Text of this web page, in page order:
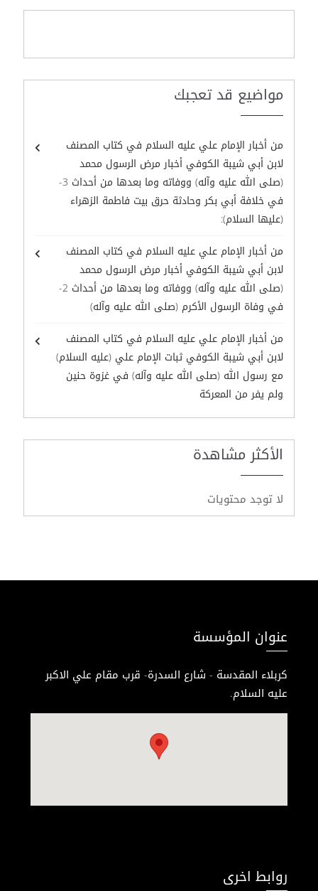
مواضيع قد تعجبك
من أخبار الإمام علي عليه السلام في كتاب المصنف
لابن أبي شيبة الكوفي أخبار مرض الرسول محمد
(صلى الله عليه وآله) ووفاته وما بعدها من أحداث 3-
في خلافة أبي بكر وحادثة حرق بيت فاطمة الزهراء
(عليها السلام):
من أخبار الإمام علي عليه السلام في كتاب المصنف
لابن أبي شيبة الكوفي أخبار مرض الرسول محمد
(صلى الله عليه وآله) ووفاته وما بعدها من أحداث 2-
في وفاة الرسول الأكرم (صلى الله عليه وآله)
من أخبار الإمام علي عليه السلام في كتاب المصنف
لابن أبي شيبة الكوفي ثبات الإمام علي (عليه السلام)
مع رسول الله (صلى الله عليه وآله) في غزوة حنين
ولم يفر من المعركة
الأكثر مشاهدة
لا توجد محتويات
عنوان المؤسسة
كربلاء المقدسة - شارع السدرة- قرب مقام علي الاكبر
عليه السلام.
روابط اخرى